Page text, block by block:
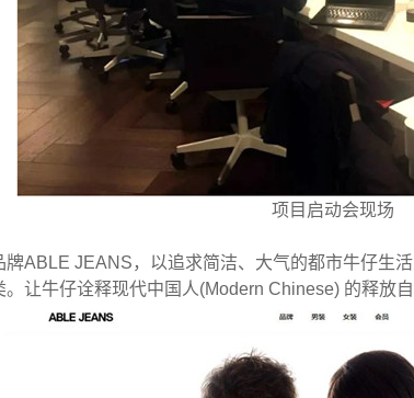
项目启动会现场
牌ABLE JEANS，以追求简洁、大气的都市牛仔生
让牛仔诠释现代中国人(Modern Chinese) 的释放